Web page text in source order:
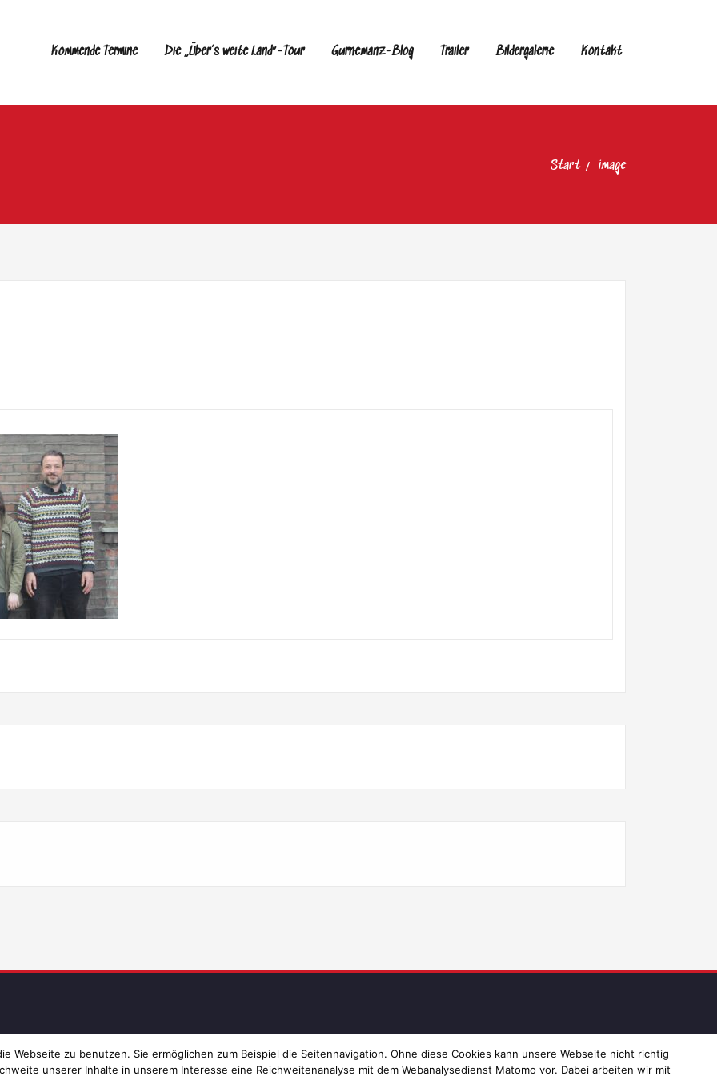
Kommende Termine Die „Über’s weite Land“-Tour Gurnemanz-Blog Trailer Bildergalerie Kontakt
Start image
Impressum und Datenschutz
Webseite zu benutzen. Sie ermöglichen zum Beispiel die Seitennavigation. Ohne diese Cookies kann unsere Webseite nicht richtig
unserer Inhalte in unserem Interesse eine Reichweitenanalyse mit dem Webanalysedienst Matomo vor. Dabei arbeiten wir mit